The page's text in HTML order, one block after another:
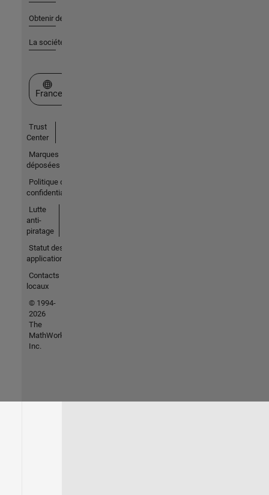
Obtenir de l'aide
La société
Sélectionner un site web
France
Trust
Center
Marques
déposées
Politique de
confidentialité
Lutte
anti-
piratage
Statut des
applications
Contacts
locaux
© 1994-
2026
The
MathWorks,
Inc.